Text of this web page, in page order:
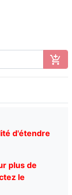
d'étendre
plus de
le